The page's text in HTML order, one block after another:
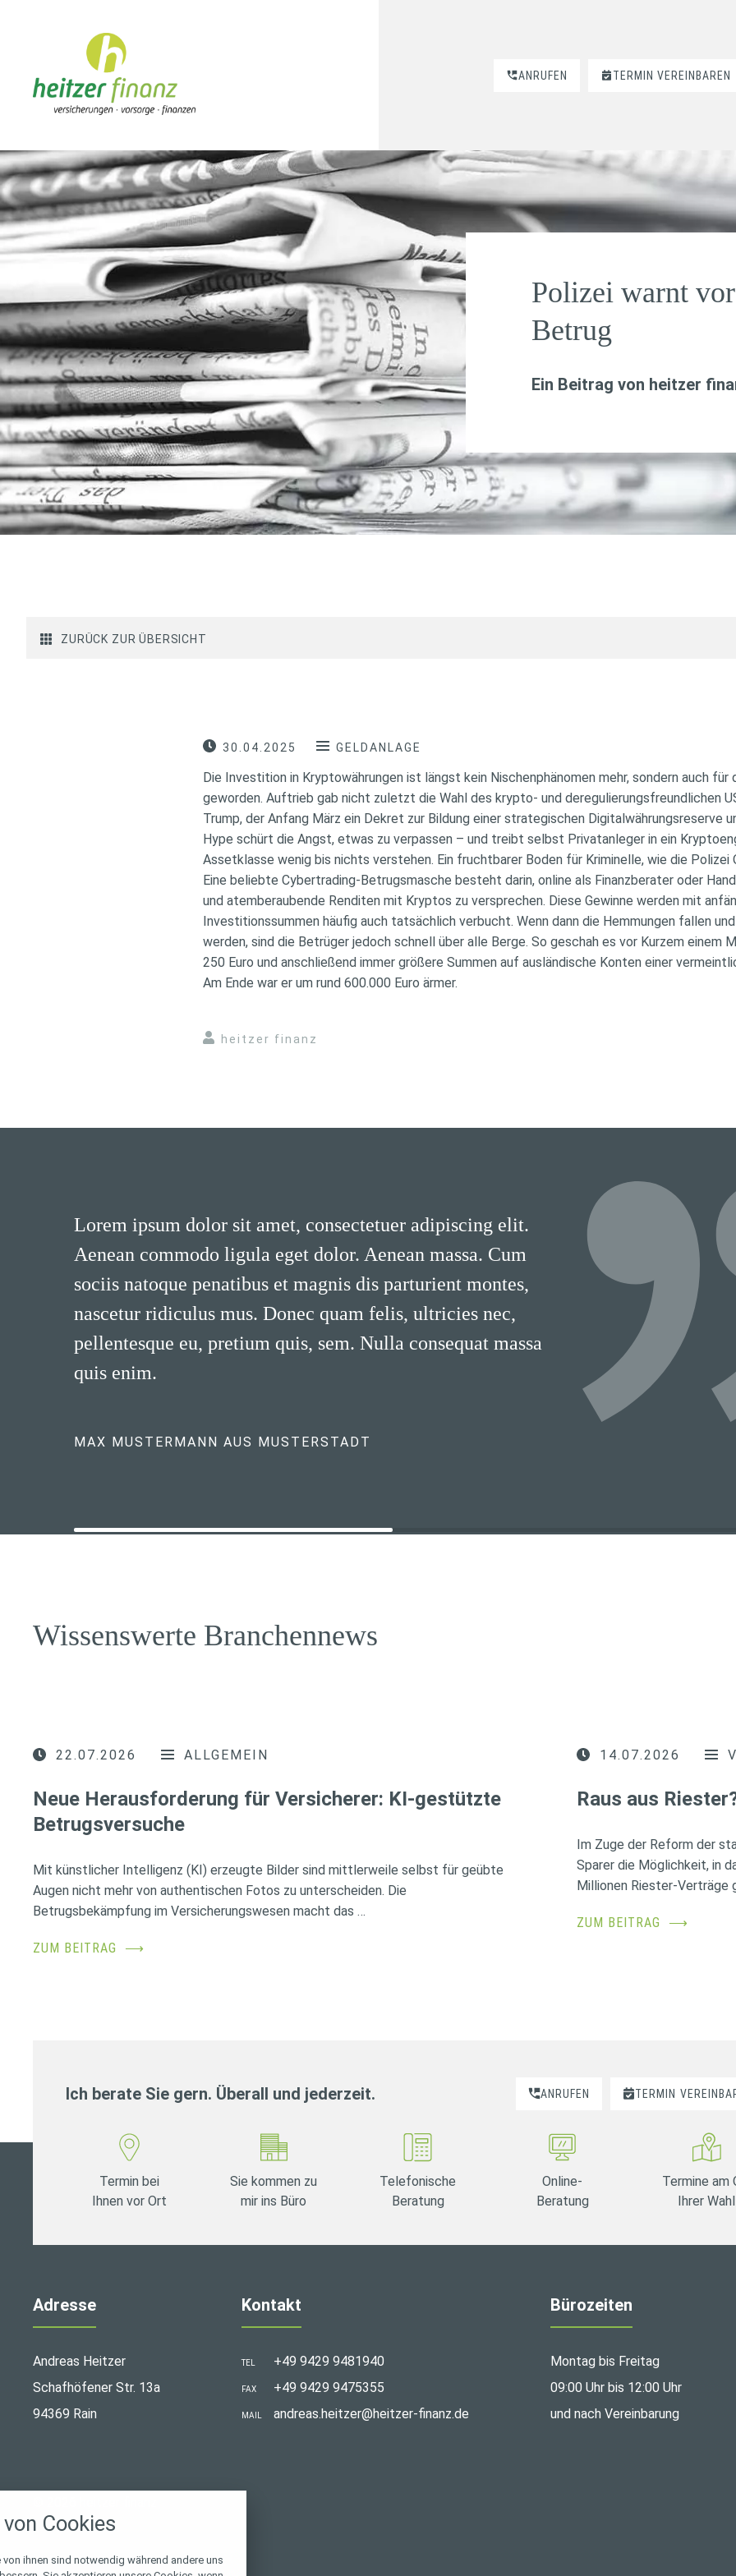
ANRUFEN TERMIN VEREINBAREN
Polizei warnt
Betrug
Ein Beitrag von heitzer
ZURÜCK ZUR ÜBERSICHT
30.04.2025 GELDANLAGE
Die Investition in Kryptowährungen ist längst kein Nischenphänomen mehr, sondern auch
geworden. Auftrieb gab nicht zuletzt die Wahl des krypto- und deregulierungsfreundlichen
Trump, der Anfang März ein Dekret zur Bildung einer strategischen Digitalwährungsreserve
Hype schürt die Angst, etwas zu verpassen – und treibt selbst Privatanleger in ein
Assetklasse wenig bis nichts verstehen. Ein fruchtbarer Boden für Kriminelle, wie die Polizei
Eine beliebte Cybertrading-Betrugsmasche besteht darin, online als Finanzberater oder
und atemberaubende Renditen mit Kryptos zu versprechen. Diese Gewinne werden mit
Investitionssummen häufig auch tatsächlich verbucht. Wenn dann die Hemmungen fallen
werden, sind die Betrüger jedoch schnell über alle Berge. So geschah es vor Kurzem einem
250 Euro und anschließend immer größere Summen auf ausländische Konten einer
Am Ende war er um rund 600.000 Euro ärmer.
heitzer finanz
Lorem ipsum dolor sit amet, consectetuer adipiscing elit.
Aenean commodo ligula eget dolor. Aenean massa. Cum
sociis natoque penatibus et magnis dis parturient montes,
nascetur ridiculus mus. Donec quam felis, ultricies nec,
pellentesque eu, pretium quis, sem. Nulla consequat massa
quis enim.
MAX MUSTERMANN AUS MUSTERSTADT
Wissenswerte Branchennews
22.07.2026 ALLGEMEIN
Neue Herausforderung für Versicherer: KI-gestützte
Betrugsversuche
Mit künstlicher Intelligenz (KI) erzeugte Bilder sind mittlerweile selbst für geübte
Augen nicht mehr von authentischen Fotos zu unterscheiden. Die
Betrugsbekämpfung im Versicherungswesen macht das …
ZUM BEITRAG ⟶
14.07.2026
Raus aus
Im Zuge der Reform der
Sparer die Möglichkeit, in
Millionen Riester-Verträge
ZUM BEITRAG ⟶
Ich berate Sie gern. Überall und jederzeit. ANRUFEN TERMIN
Termin bei
Ihnen vor Ort
Sie kommen zu
mir ins Büro
Telefonische
Beratung
Online-
Beratung
Termine am
Ihrer Wahl
Adresse
Andreas Heitzer
Schafhöfener Str. 13a
94369 Rain
Kontakt
TEL +49 9429 9481940
FAX +49 9429 9475355
MAIL andreas.heitzer@heitzer-finanz.de
Bürozeiten
Montag bis Freitag
09:00 Uhr bis 12:00 Uhr
und nach Vereinbarung
Cookies
ihnen sind notwendig während andere uns
akzeptieren oder zu blockieren.
Notwendig